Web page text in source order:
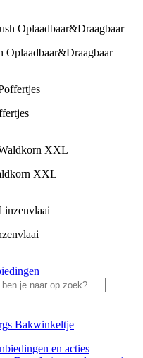
Oplaadbaar&Draagbaar
XXL
en acties